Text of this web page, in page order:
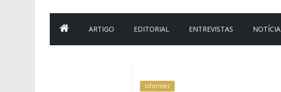
ARTIGO EDITORIAL ENTREVISTAS NOTÍCIA
Informes